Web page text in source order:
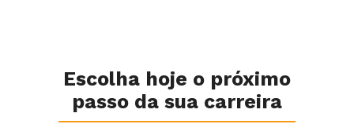
Escolha hoje o próximo
passo da sua carreira